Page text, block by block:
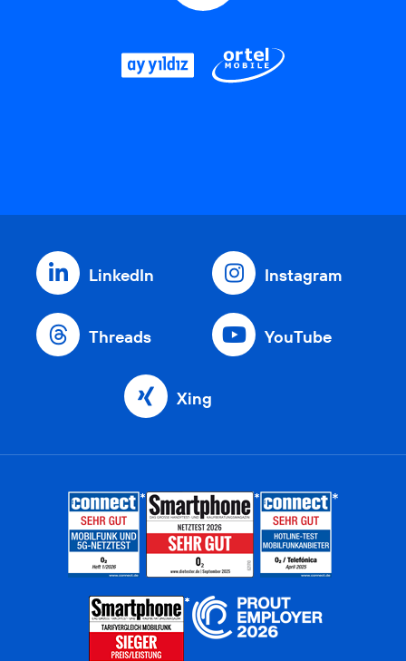
LinkedIn Instagram
Threads YouTube
Xing